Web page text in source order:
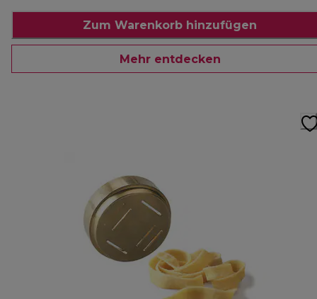
Zum Warenkorb hinzufügen
Mehr entdecken